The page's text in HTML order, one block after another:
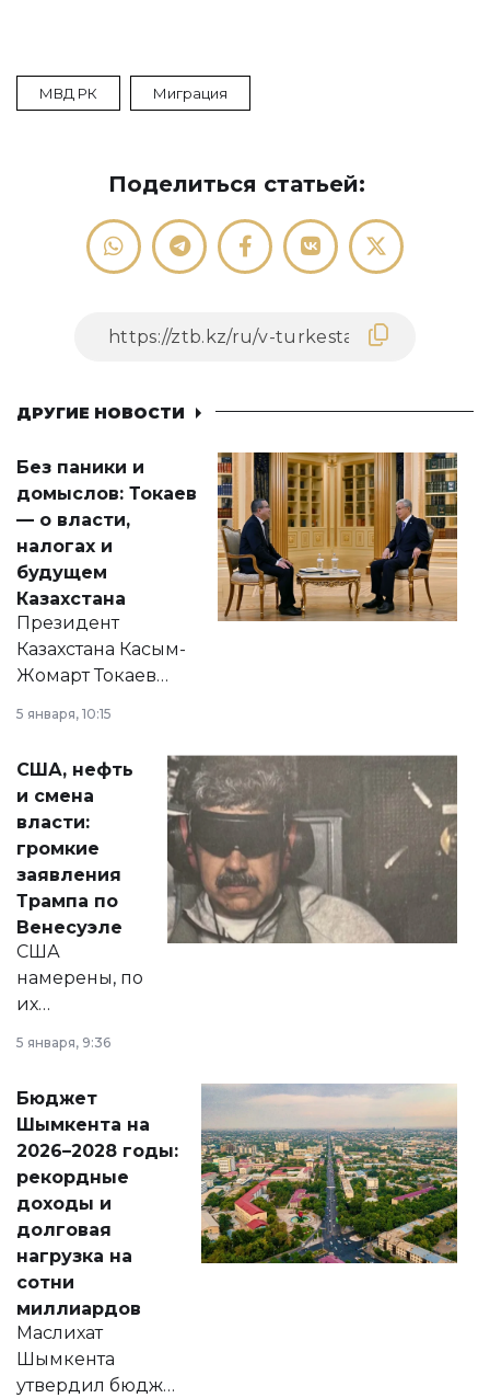
МВД РК Миграция
Поделиться статьей:
ДРУГИЕ НОВОСТИ
Без паники и
домыслов: Токаев
— о власти,
налогах и
будущем
Казахстана
Президент
Казахстана Касым-
Жомарт Токаев
сразу несколько
актуальных тем —
от слухов о
политических
реформах до
вопросов армии,
экономики и
личного здоровья.
5 января, 10:15
США, нефть
и смена
власти:
громкие
заявления
Трампа по
Венесуэле
США
намерены, по
их
принести
народу
Венесуэлы.
5 января, 9:36
Бюджет
Шымкента на
2026–2028 годы:
рекордные
доходы и
долговая
нагрузка на
сотни
миллиардов
Маслихат
Шымкента
утвердил бюджет